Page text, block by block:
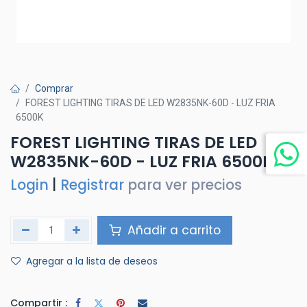
Comprar
FOREST LIGHTING TIRAS DE LED W2835NK-60D - LUZ FRIA
6500K
FOREST LIGHTING TIRAS DE LED
W2835NK-60D - LUZ FRIA 6500K
Login Registrar para ver precios
Añadir a carrito
Agregar a la lista de deseos
Compartir :